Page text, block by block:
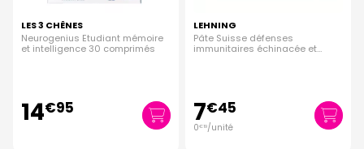
LES 3 CHÊNES
Neurogenius Etudiant mémoire
et intelligence 30 comprimés
14€95
LEHNING
Pâte Suisse défenses
immunitaires échinacée et
7€45
0€ 19/unité